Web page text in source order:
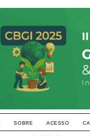
SOBRE ACESSO